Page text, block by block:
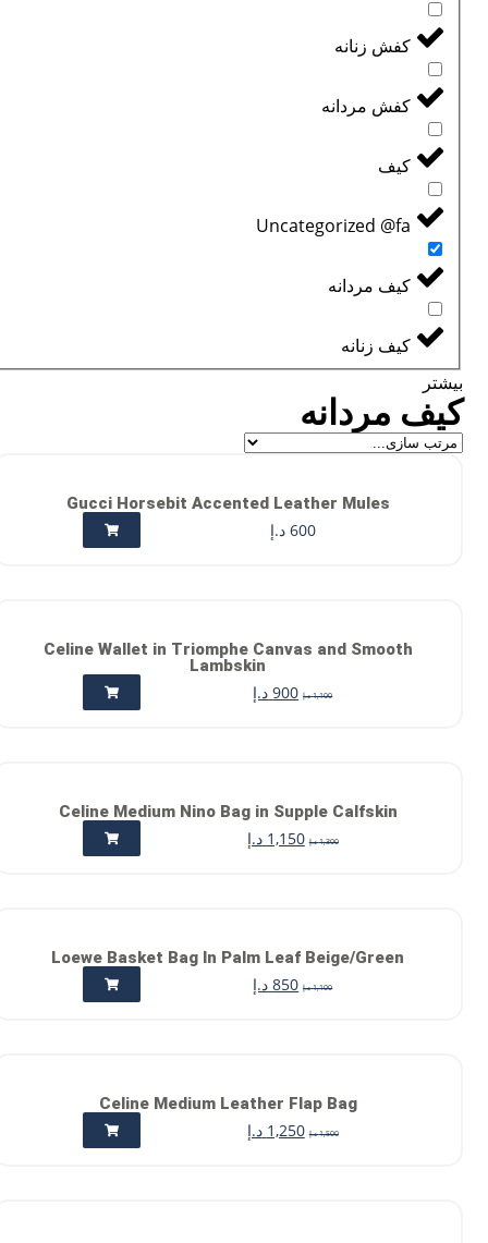
کفش زنانه
کفش مردانه
کیف
Uncategorized @fa
کیف مردانه
کیف زنانه
بیشتر
کیف مردانه
Gucci Horsebit Accented Leather Mules
600 د.إ
Celine Wallet in Triomphe Canvas and Smooth
Lambskin
1,100 د.إ 900 د.إ
Celine Medium Nino Bag in Supple Calfskin
1,300 د.إ 1,150 د.إ
Loewe Basket Bag In Palm Leaf Beige/Green
1,100 د.إ 850 د.إ
Celine Medium Leather Flap Bag
1,500 د.إ 1,250 د.إ